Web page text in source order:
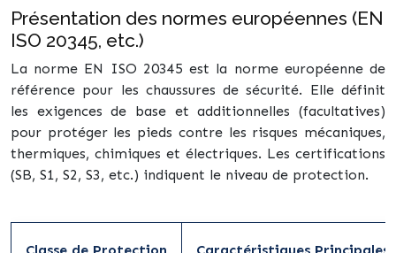
Présentation des normes européennes (EN
ISO 20345, etc.)
La norme EN ISO 20345 est la norme européenne de
référence pour les chaussures de sécurité. Elle définit
les exigences de base et additionnelles (facultatives)
pour protéger les pieds contre les risques mécaniques,
thermiques, chimiques et électriques. Les certifications
(SB, S1, S2, S3, etc.) indiquent le niveau de protection.